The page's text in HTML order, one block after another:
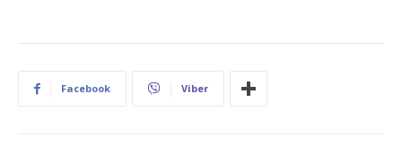
Facebook Viber